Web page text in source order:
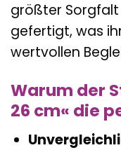
größter
gefertigt, was
wertvollen
Warum der
26 cm« die